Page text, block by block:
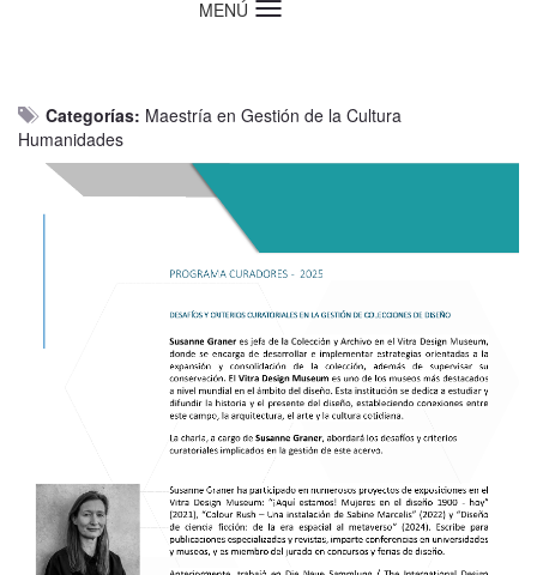
MENÚ Idioma
Categorías: Maestría en Gestión de la Cultura
Humanidades